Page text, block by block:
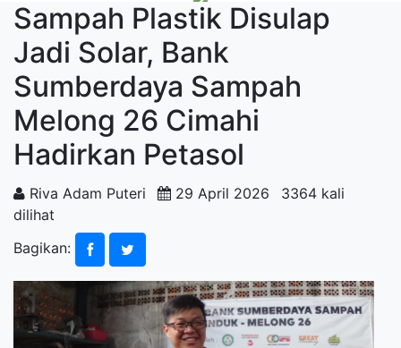
Sampah Plastik Disulap
Jadi Solar, Bank
Sumberdaya Sampah
Melong 26 Cimahi
Hadirkan Petasol
Riva Adam Puteri 29 April 2026
3364 kali
dilihat
Bagikan: